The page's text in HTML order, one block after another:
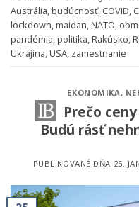
Austrália,budúcnosť, COVID,
lockdown,maidan,NATO,
pandémia,politika,Rakúsko,
Ukrajina,USA, zamestnanie
EKONOMIKA,
Prečo
Budú rásť
PUBLIKOVANÉ DŇA 25.